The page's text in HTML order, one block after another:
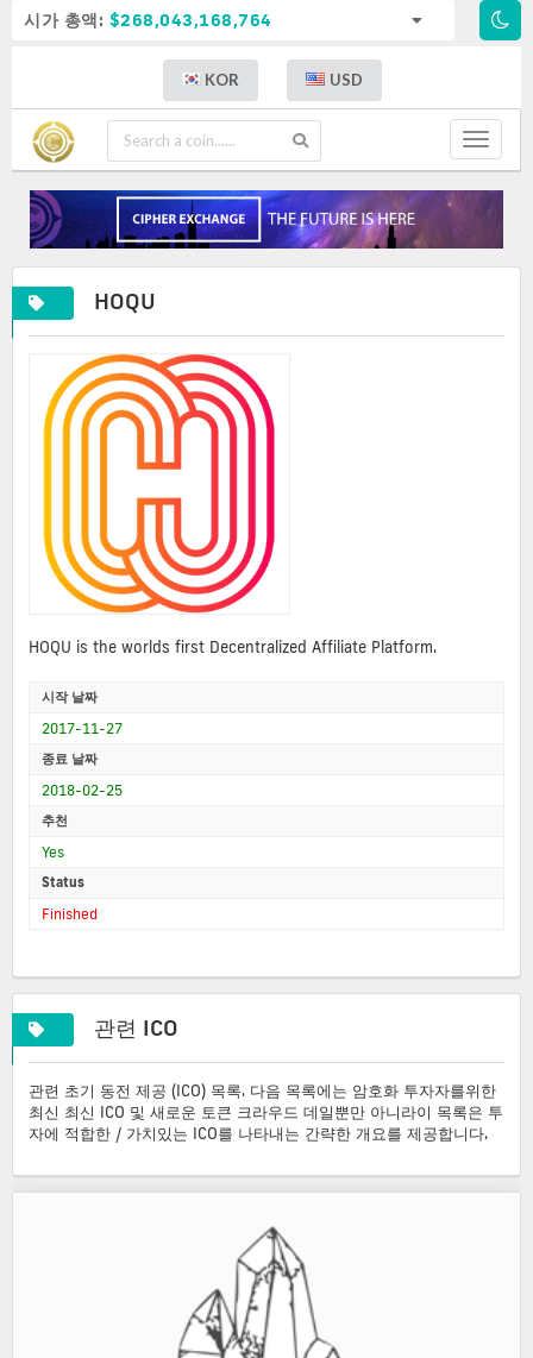
시가 총액: $268,043,168,764
KOR USD
Toggle
HOQU
HOQU is the worlds first Decentralized Affiliate Platform.
시작 날짜
2017-11-27
종료 날짜
2018-02-25
추천
Yes
Status
Finished
관련 ICO
관련 초기 동전 제공 (ICO) 목록. 다음 목록에는 암호화 투자자를위한
최신 최신 ICO 및 새로운 토큰 크라우드 데일뿐만 아니라이 목록은 투
자에 적합한 / 가치있는 ICO를 나타내는 간략한 개요를 제공합니다.